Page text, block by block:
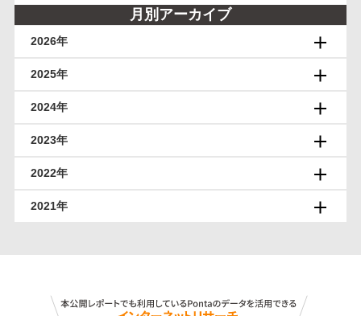
月別アーカイブ
2026年
2025年
2024年
2023年
2022年
2021年